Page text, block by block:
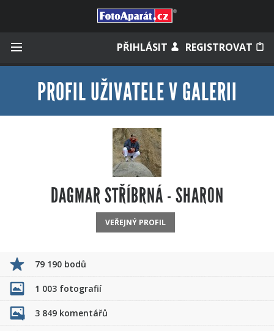
PŘIHLÁSIT REGISTROVAT
Zapomněli jste heslo?
Měli jste účet na starém webu?
PROFIL UŽIVATELE V GALERII
DAGMAR STŘÍBRNÁ - SHARON
VEŘEJNÝ PROFIL
79 190 bodů
1 003 fotografií
3 849 komentářů